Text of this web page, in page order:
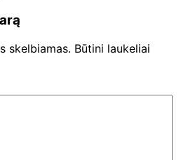
skelbiamas. Būtini laukeliai